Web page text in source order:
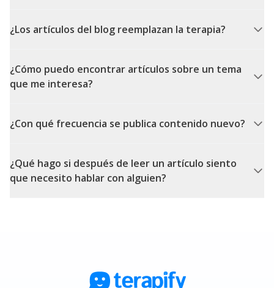
¿Los artículos del blog reemplazan la terapia?
¿Cómo puedo encontrar artículos sobre un tema
que me interesa?
¿Con qué frecuencia se publica contenido nuevo?
¿Qué hago si después de leer un artículo siento
que necesito hablar con alguien?